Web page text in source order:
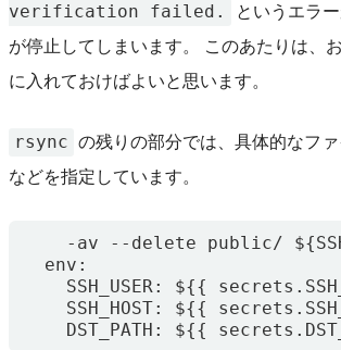
verification failed.
というエラ
が停止してしまいます。 このあたりは、
に入れておけばよいと思います。
rsync の残りの部分では、具体的なフ
などを指定しています。
-av --delete public/
  env:
SSH_USER: ${{
SSH_HOST: ${{